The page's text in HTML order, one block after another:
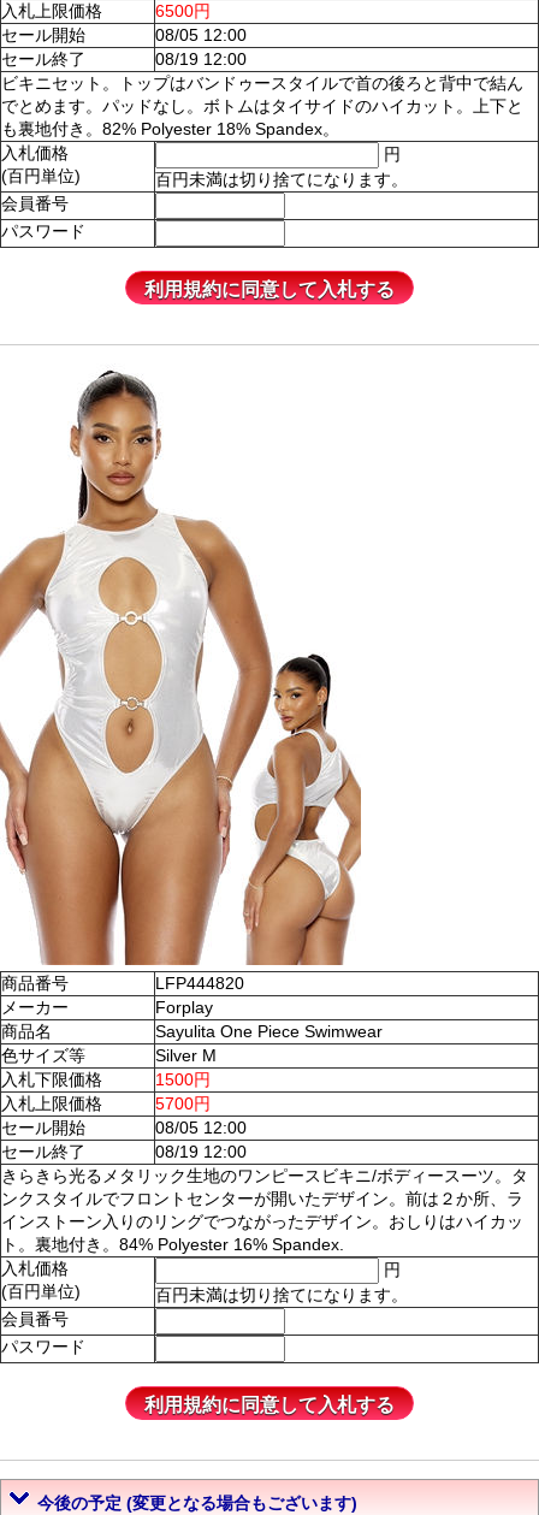
入札上限価格
6500円
セール開始
08/05 12:00
セール終了
08/19 12:00
ビキニセット。トップはバンドゥースタイルで首の後ろと背中で結ん
でとめます。パッドなし。ボトムはタイサイドのハイカット。上下と
も裏地付き。82% Polyester 18% Spandex。
入札価格
(百円単位)
円
百円未満は切り捨てになります。
会員番号
パスワード
商品番号
LFP444820
メーカー
Forplay
商品名
Sayulita One Piece Swimwear
色サイズ等
Silver M
入札下限価格
1500円
入札上限価格
5700円
セール開始
08/05 12:00
セール終了
08/19 12:00
きらきら光るメタリック生地のワンピースビキニ/ボディースーツ。タ
ンクスタイルでフロントセンターが開いたデザイン。前は２か所、ラ
インストーン入りのリングでつながったデザイン。おしりはハイカッ
ト。裏地付き。84% Polyester 16% Spandex.
入札価格
(百円単位)
円
百円未満は切り捨てになります。
会員番号
パスワード
今後の予定 (変更となる場合もございます)